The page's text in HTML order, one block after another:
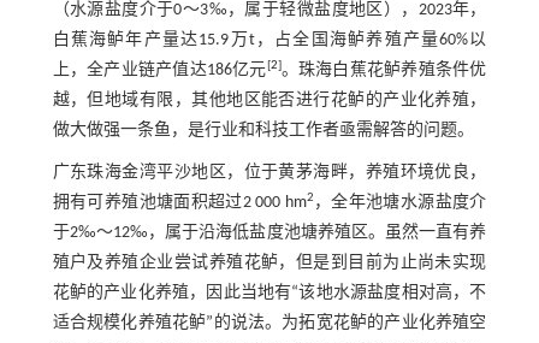
（水源盐度介于0～3‰，属于轻微盐度地区），2023年，
白蕉海鲈年产量达15.9万t，占全国海鲈养殖产量60%以
上，全产业链产值达186亿元[2]。珠海白蕉花鲈养殖条件优
越，但地域有限，其他地区能否进行花鲈的产业化养殖，
做大做强一条鱼，是行业和科技工作者亟需解答的问题。
广东珠海金湾平沙地区，位于黄茅海畔，养殖环境优良，
拥有可养殖池塘面积超过2 000 hm2 ，全年池塘水源盐度介
于2‰～12‰，属于沿海低盐度池塘养殖区。虽然一直有养
殖户及养殖企业尝试养殖花鲈，但是到目前为止尚未实现
花鲈的产业化养殖，因此当地有“该地水源盐度相对高，不
适合规模化养殖花鲈”的说法。为拓宽花鲈的产业化养殖空